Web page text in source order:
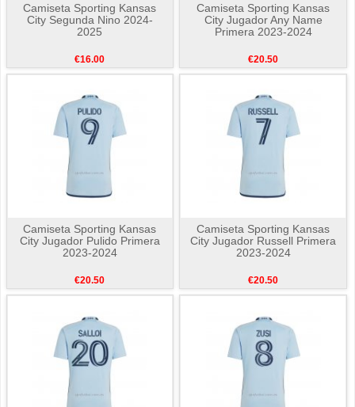
Camiseta Sporting Kansas
City Segunda Nino 2024-
2025
€16.00
Camiseta Sporting Kansas
City Jugador Any Name
Primera 2023-2024
€20.50
Camiseta Sporting Kansas
City Jugador Pulido Primera
2023-2024
€20.50
Camiseta Sporting Kansas
City Jugador Russell Primera
2023-2024
€20.50